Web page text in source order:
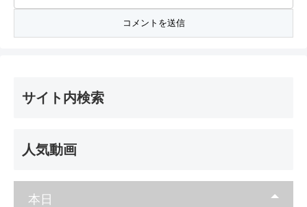
サイト内検索
人気動画
本日